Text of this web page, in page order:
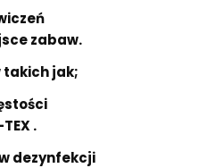
zabaw.
takich jak;
.
dezynfekcji